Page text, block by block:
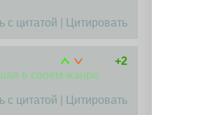
с цитатой Цитировать
+2
в своем жанре
с цитатой Цитировать